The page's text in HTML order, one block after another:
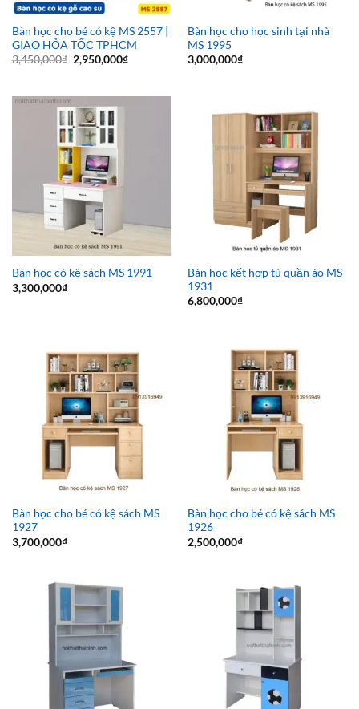
Bàn học cho bé có kệ MS 2557 |
GIAO HỎA TỐC TPHCM
3,450,000₫ Giá
gốc
2,950,000₫Giá
2,950,000₫.
Bàn học cho học sinh tại nhà
MS 1995
3,000,000₫
Bàn học có kệ sách MS 1991
3,300,000₫
Bàn học kết hợp tủ quần áo MS
1931
6,800,000₫
Bàn học cho bé có kệ sách MS
1927
3,700,000₫
Bàn học cho bé có kệ sách MS
1926
2,500,000₫